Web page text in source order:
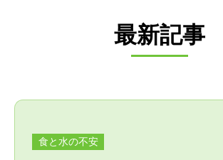
須崎動物病院について
獣医師紹介
最新記事
食と水の不安